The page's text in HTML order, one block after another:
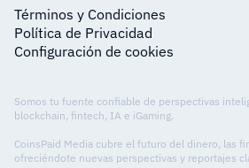
Términos y Condiciones
Política de Privacidad
Configuración de cookies
Somos tu fuente confiable de perspectivas
blockchain, fintech, IA e iGaming.
CoinsPaid Media cubre el futuro del dinero, las
ofreciéndote nuevas perspectivas y reportajes